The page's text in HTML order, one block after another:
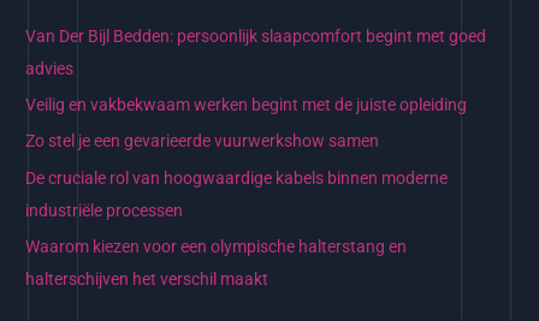
Van Der Bijl Bedden: persoonlijk slaapcomfort begint met goed
advies
Veilig en vakbekwaam werken begint met de juiste opleiding
Zo stel je een gevarieerde vuurwerkshow samen
De cruciale rol van hoogwaardige kabels binnen moderne
industriële processen
Waarom kiezen voor een olympische halterstang en
halterschijven het verschil maakt